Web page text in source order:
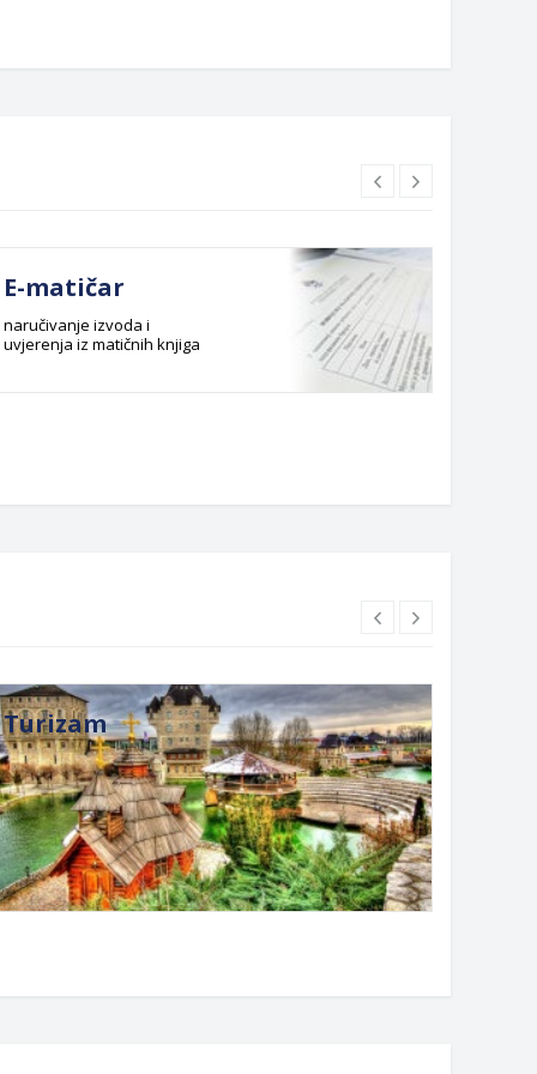
E-matičar
naručivanje izvoda i
uvjerenja iz matičnih knjiga
Turizam